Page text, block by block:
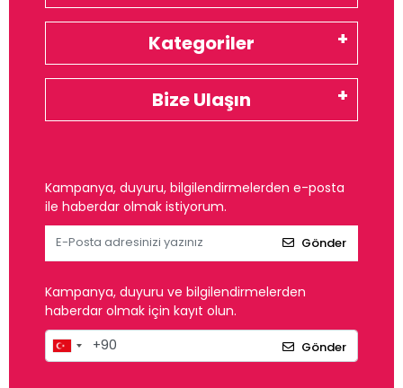
Kategoriler
Bize Ulaşın
Kampanya, duyuru, bilgilendirmelerden e-posta
ile haberdar olmak istiyorum.
Gönder
Kampanya, duyuru ve bilgilendirmelerden
haberdar olmak için kayıt olun.
Gönder